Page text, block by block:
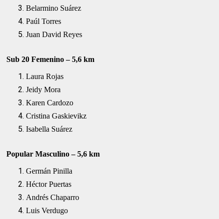
Belarmino Suárez
Paúl Torres
Juan David Reyes
Sub 20 Femenino – 5,6 km
Laura Rojas
Jeidy Mora
Karen Cardozo
Cristina Gaskievikz
Isabella Suárez
Popular Masculino – 5,6 km
Germán Pinilla
Héctor Puertas
Andrés Chaparro
Luis Verdugo